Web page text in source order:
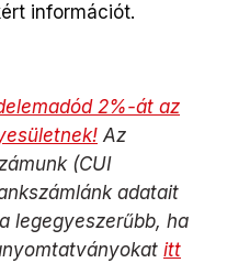
információt.
2%-át az
Az
(CUI
adatait
legegyeszerűbb, ha
itt